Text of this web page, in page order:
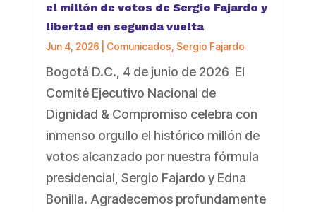
el millón de votos de Sergio Fajardo y
libertad en segunda vuelta
Jun 4, 2026 Comunicados Sergio Fajardo
Bogotá D.C., 4 de junio de 2026 El
Comité Ejecutivo Nacional de
Dignidad & Compromiso celebra con
inmenso orgullo el histórico millón de
votos alcanzado por nuestra fórmula
presidencial, Sergio Fajardo y Edna
Bonilla. Agradecemos profundamente